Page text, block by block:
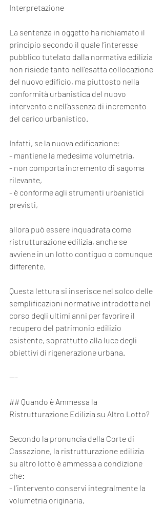
Interpretazione
La sentenza in oggetto ha richiamato il
principio secondo il quale l’interesse
pubblico tutelato dalla normativa edilizia
non risiede tanto nell’esatta collocazione
del nuovo edificio, ma piuttosto nella
conformità urbanistica del nuovo
intervento e nell’assenza di incremento
del carico urbanistico.
Infatti, se la nuova edificazione:
- mantiene la medesima volumetria,
- non comporta incremento di sagoma
rilevante,
- è conforme agli strumenti urbanistici
previsti,
allora può essere inquadrata come
ristrutturazione edilizia, anche se
avviene in un lotto contiguo o comunque
differente.
Questa lettura si inserisce nel solco delle
semplificazioni normative introdotte nel
corso degli ultimi anni per favorire il
recupero del patrimonio edilizio
esistente, soprattutto alla luce degli
obiettivi di rigenerazione urbana.
---
## Quando è Ammessa la
Ristrutturazione Edilizia su Altro Lotto?
Secondo la pronuncia della Corte di
Cassazione, la ristrutturazione edilizia
su altro lotto è ammessa a condizione
che:
- l’intervento conservi integralmente la
volumetria originaria,